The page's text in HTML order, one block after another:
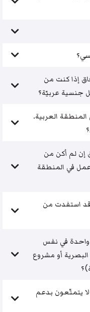
إذا كنت من
جنسية عربيّة؟
المنطقة العربية.
إن لم أكن من
في المنطقة
استفدت من
في نفس
أو مشروع
يتمتّعون بدعم